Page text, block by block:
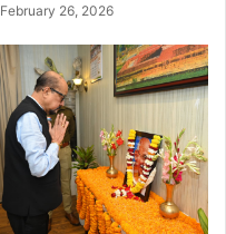
February 26, 2026